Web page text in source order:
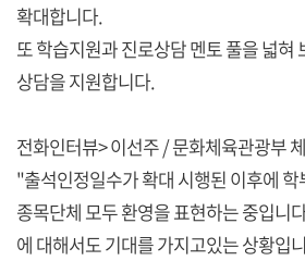
확대합니다.
또 학습지원과 진로상담 멘토 풀을 넓혀
상담을 지원합니다.
전화인터뷰> 이선주 / 문화체육관광부
"출석인정일수가 확대 시행된 이후에
종목단체 모두 환영을 표현하는 중입니
에 대해서도 기대를 가지고있는 상황입